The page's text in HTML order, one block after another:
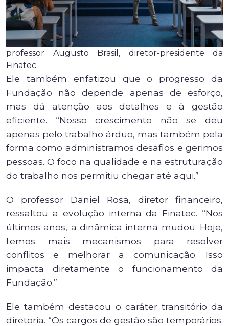
professor Augusto Brasil, diretor-presidente da
Finatec
Ele também enfatizou que o progresso da
Fundação não depende apenas de esforço,
mas dá atenção aos detalhes e à gestão
eficiente. “Nosso crescimento não se deu
apenas pelo trabalho árduo, mas também pela
forma como administramos desafios e gerimos
pessoas. O foco na qualidade e na estruturação
do trabalho nos permitiu chegar até aqui.”
O professor Daniel Rosa, diretor financeiro,
ressaltou a evolução interna da Finatec. “Nos
últimos anos, a dinâmica interna mudou. Hoje,
temos mais mecanismos para resolver
conflitos e melhorar a comunicação. Isso
impacta diretamente o funcionamento da
Fundação.”
Ele também destacou o caráter transitório da
diretoria. “Os cargos de gestão são temporários.